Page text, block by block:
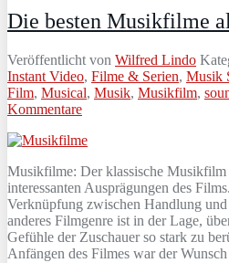
Die besten Musikfilme
Veröffentlicht von Wilfred Lindo
Instant Video, Filme & Serien, Musik
Film, Musical, Musik, Musikfilm,
Kommentare
Musikfilme: Der klassische Musikfilm
interessanten Ausprägungen des
Verknüpfung zwischen Handlung
anderes Filmgenre ist in der Lage,
Gefühle der Zuschauer so stark zu
Anfängen des Filmes war der